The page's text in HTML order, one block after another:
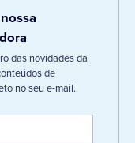
das novidades da
de
no seu e-mail.